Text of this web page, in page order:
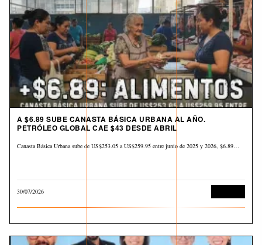
A $6.89 SUBE CANASTA BÁSICA URBANA AL AÑO.
PETRÓLEO GLOBAL CAE $43 DESDE ABRIL
Canasta Básica Urbana sube de US$253.05 a US$259.95 entre junio de 2025 y 2026, $6.89…
30/07/2026